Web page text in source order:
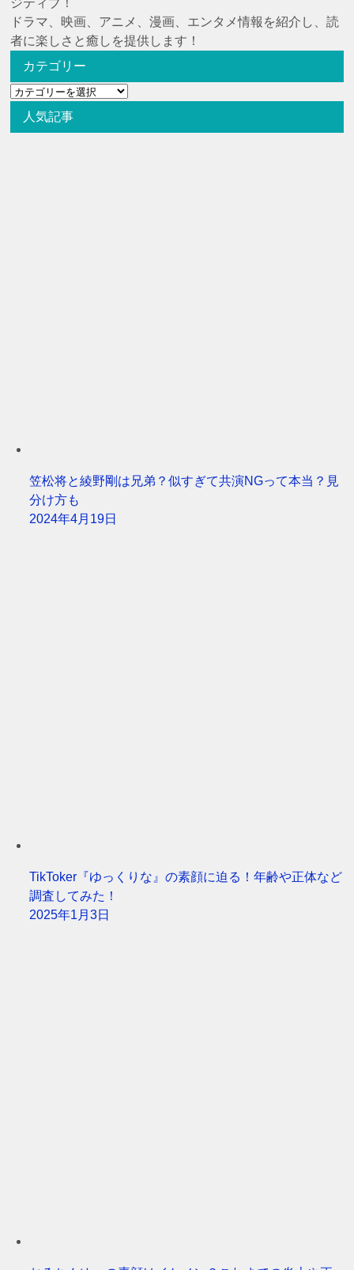
ドラマ、映画、アニメ、漫画、エンタメ情報を紹介し、読
者に楽しさと癒しを提供します！
カテゴリー
カ
人気記事
笠松将と綾野剛は兄弟？似すぎて共演NGって本当？見
分け方も
2024年4月19日
TikToker『ゆっくりな』の素顔に迫る！年齢や正体など
調査してみた！
2025年1月3日